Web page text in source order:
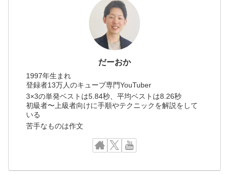
だーおか
1997年生まれ
登録者13万人のキューブ専門YouTuber
3×3の単発ベストは5.84秒、平均ベストは8.26秒
初級者〜上級者向けに手順やテクニックを解説をして
いる
苦手なものは作文